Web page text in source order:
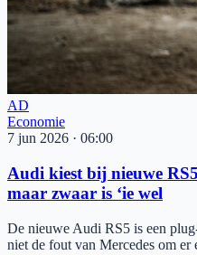
AD
Economie
7 jun 2026 · 06:00
Audi kiest bij nieuwe
maar zwaar is ‘ie wel
De nieuwe Audi RS5 is een
niet de fout van Mercedes om